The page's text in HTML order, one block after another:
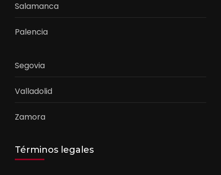
Salamanca
Palencia
Segovia
Valladolid
Zamora
Términos legales